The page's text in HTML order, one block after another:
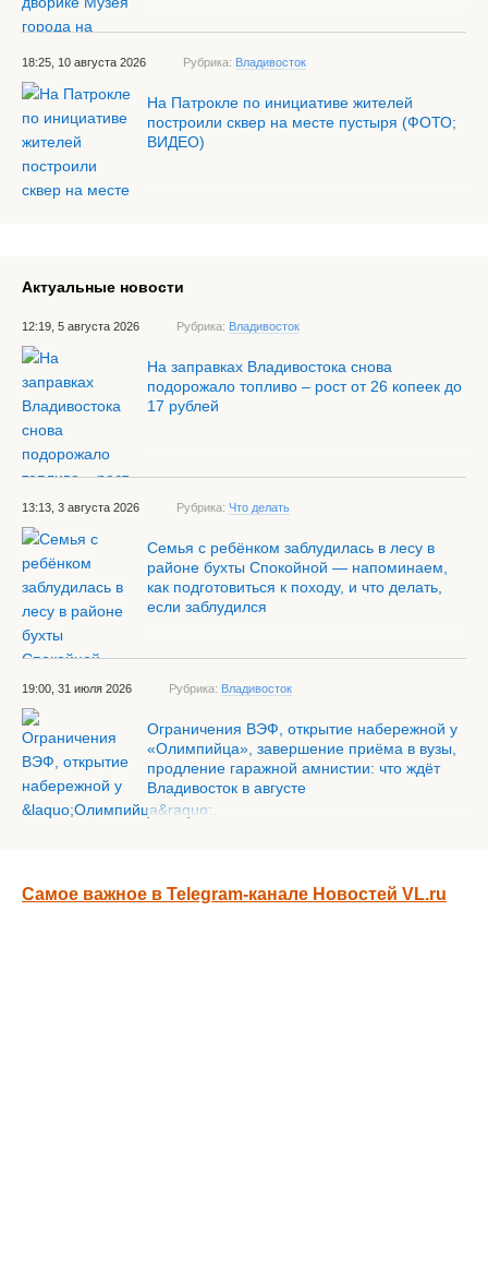
18:25, 10 августа 2026 Рубрика: Владивосток
На Патрокле по инициативе жителей
построили сквер на месте пустыря (ФОТО;
ВИДЕО)
Актуальные новости
12:19, 5 августа 2026 Рубрика: Владивосток
На заправках Владивостока снова
подорожало топливо – рост от 26 копеек до
17 рублей
13:13, 3 августа 2026 Рубрика: Что делать
Семья с ребёнком заблудилась в лесу в
районе бухты Спокойной — напоминаем,
как подготовиться к походу, и что делать,
если заблудился
19:00, 31 июля 2026 Рубрика: Владивосток
Ограничения ВЭФ, открытие набережной у
«Олимпийца», завершение приёма в вузы,
продление гаражной амнистии: что ждёт
Владивосток в августе
Самое важное в Telegram-канале Новостей VL.ru